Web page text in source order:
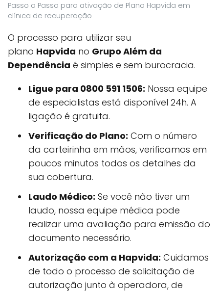
Passo a Passo para ativação de Plano Hapvida em
clínica de recuperação
O processo para utilizar seu
plano Hapvida no Grupo Além da
Dependência é simples e sem burocracia.
Ligue para 0800 591 1506: Nossa equipe
de especialistas está disponível 24h. A
ligação é gratuita.
Verificação do Plano: Com o número
da carteirinha em mãos, verificamos em
poucos minutos todos os detalhes da
sua cobertura.
Laudo Médico: Se você não tiver um
laudo, nossa equipe médica pode
realizar uma avaliação para emissão do
documento necessário.
Autorização com a Hapvida: Cuidamos
de todo o processo de solicitação de
autorização junto à operadora, de